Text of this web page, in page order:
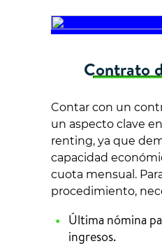
Contrato
Contar con un
un aspecto clave
renting, ya que
capacidad
cuota mensual.
procedimiento,
Última nómina
ingresos.